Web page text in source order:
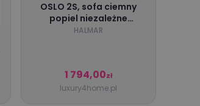
OSLO 2S, sofa ciemny
popiel niezależne
rozkładanie, podnóżki, 2
HALMAR
1 794,00zł
luxury4home.pl